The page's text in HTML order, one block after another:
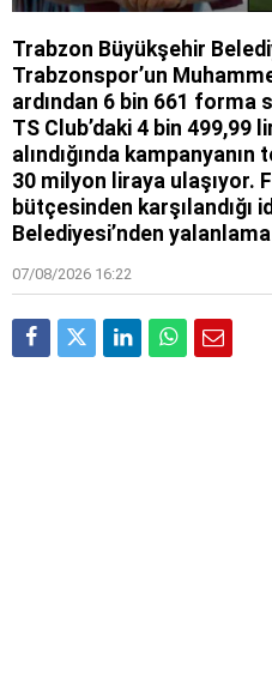
Trabzon Büyükşehir
Trabzonspor’un
ardından 6 bin 661 forma
TS Club’daki 4 bin 499,99
alındığında
30 milyon liraya ulaşıyor.
bütçesinden karşılandığı
Belediyesi’nden
07/08/2026 16:22